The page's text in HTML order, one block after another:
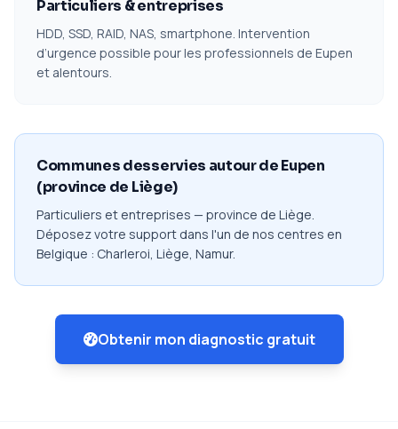
Particuliers & entreprises
HDD, SSD, RAID, NAS, smartphone. Intervention
d’urgence possible pour les professionnels de Eupen
et alentours.
Communes desservies autour de Eupen
(province de Liège)
Particuliers et entreprises — province de Liège.
Déposez votre support dans l'un de nos centres en
Belgique : Charleroi, Liège, Namur.
Obtenir mon diagnostic gratuit